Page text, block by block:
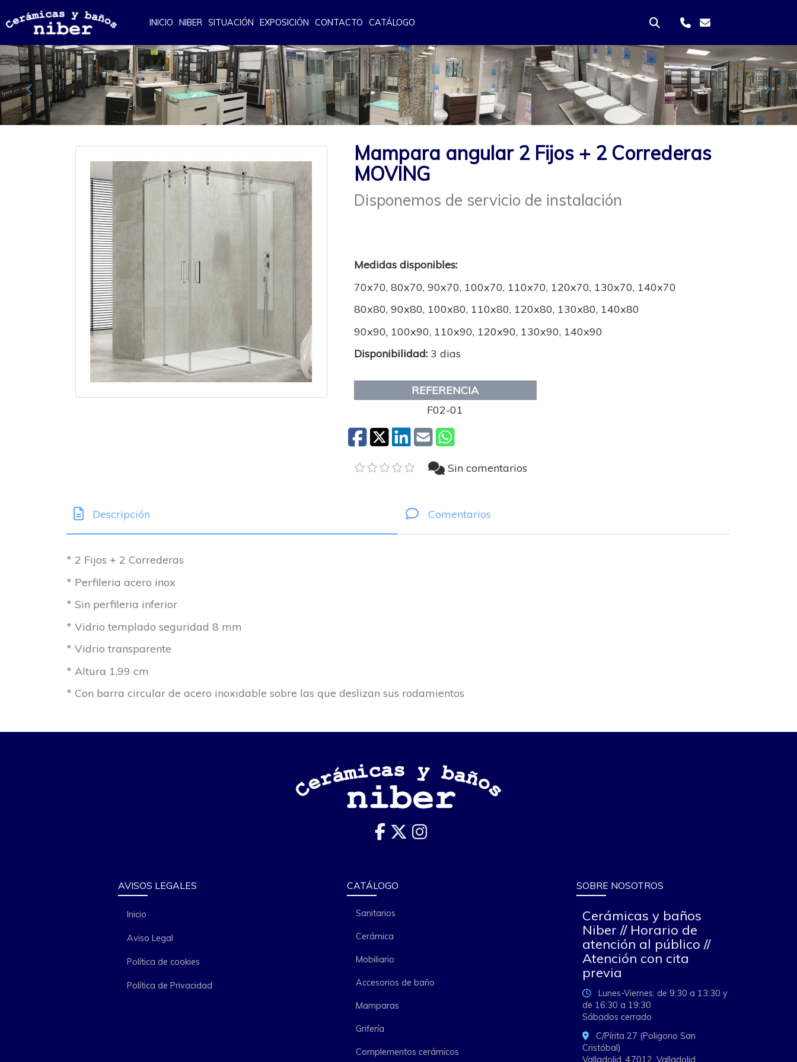
INICIO NIBER SITUACIÓN EXPOSICIÓN CONTACTO CATÁLOGO
Anterior
Mampara angular 2 Fijos + 2 Correderas
MOVING
Disponemos de servicio de instalación
Medidas disponibles:
70x70, 80x70, 90x70, 100x70, 110x70, 120x70, 130x70, 140x70
80x80, 90x80, 100x80, 110x80, 120x80, 130x80, 140x80
90x90, 100x90, 110x90, 120x90, 130x90, 140x90
Disponibilidad: 3 dias
REFERENCIA
F02-01
Sin comentarios
Descripción Comentarios
* 2 Fijos + 2 Correderas
* Perfileria acero inox
* Sin perfileria inferior
* Vidrio templado seguridad 8 mm
* Vidrio transparente
* Altura 1,99 cm
* Con barra circular de acero inoxidable sobre las que deslizan sus rodamientos
AVISOS LEGALES
Inicio
Aviso Legal
Política de cookies
Política de Privacidad
CATÁLOGO
Sanitarios
Cerámica
Mobiliario
Accesorios de baño
Mamparas
Grifería
Complementos cerámicos
SOBRE NOSOTROS
Cerámicas y baños
Niber // Horario de
atención al público //
Atención con cita
previa
Lunes-Viernes: de 9:30 a 13:30 y
de 16:30 a 19:30
Sábados cerrado
C/Pírita 27 (Poligono San
Cristóbal)
Valladolid, 47012, Valladolid